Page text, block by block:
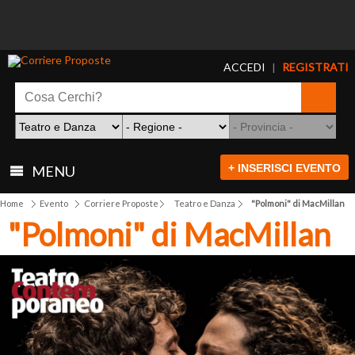
ACCEDI | REGISTRATI
MENU + INSERISCI EVENTO
Home Evento Corriere Proposte Teatro e Danza "Polmoni" di MacMillan
"Polmoni" di MacMillan